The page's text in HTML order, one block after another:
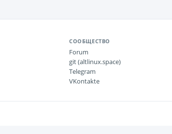
СООБЩЕСТВО
Forum
git (altlinux.space)
Telegram
VKontakte